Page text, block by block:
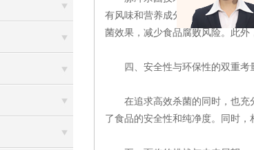
有风味和营养成分的同时，有效
菌效果，减少食品腐败风险。此外
四、安全性与环保性的双重考
在追求高效杀菌的同时，也充分
了食品的安全性和纯净度。同时